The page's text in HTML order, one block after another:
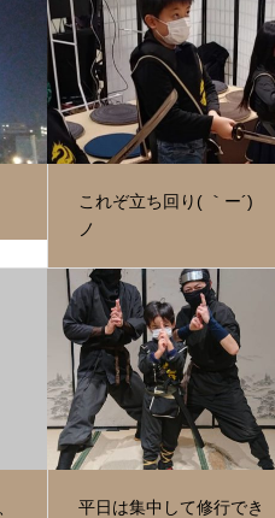
これぞ立ち回り( ｀ー´)
ノ
平日は集中して修行でき